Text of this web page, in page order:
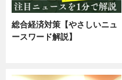
総合経済対策【やさしいニュ
ースワード解説】